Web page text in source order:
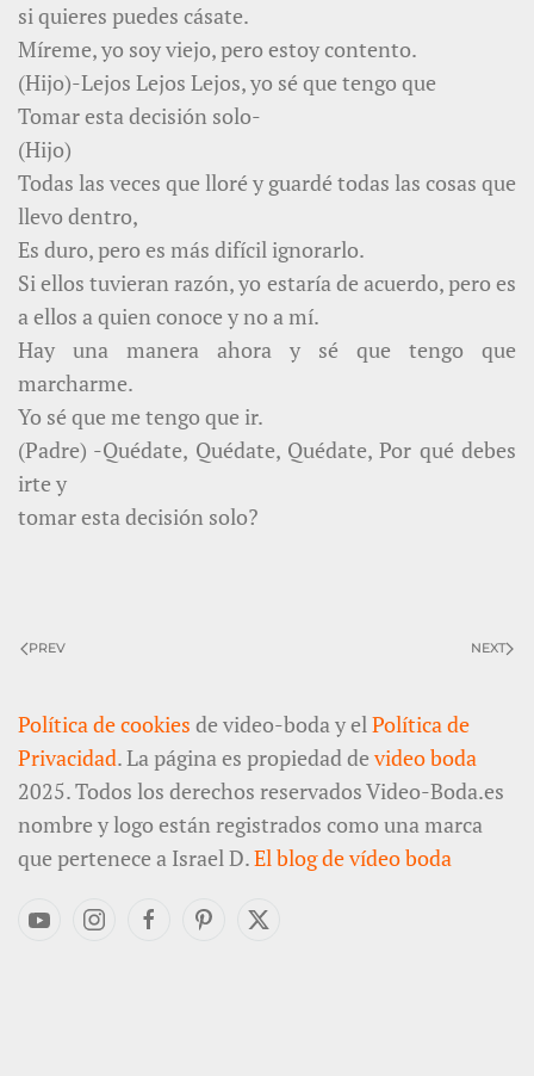
si quieres puedes cásate.
Míreme, yo soy viejo, pero estoy contento.
(Hijo)-Lejos Lejos Lejos, yo sé que tengo que
Tomar esta decisión solo-
(Hijo)
Todas las veces que lloré y guardé todas las cosas que
llevo dentro,
Es duro, pero es más difícil ignorarlo.
Si ellos tuvieran razón, yo estaría de acuerdo, pero es
a ellos a quien conoce y no a mí.
Hay una manera ahora y sé que tengo que
marcharme.
Yo sé que me tengo que ir.
(Padre) -Quédate, Quédate, Quédate, Por qué debes
irte y
tomar esta decisión solo?
PREV NEXT
Política de cookies de video-boda y elPolítica de
Privacidad. La página es propiedad de video boda
2025. Todos los derechos reservados Video-Boda.es
nombre y logo están registrados como una marca
que pertenece a Israel D.El blog de vídeo boda